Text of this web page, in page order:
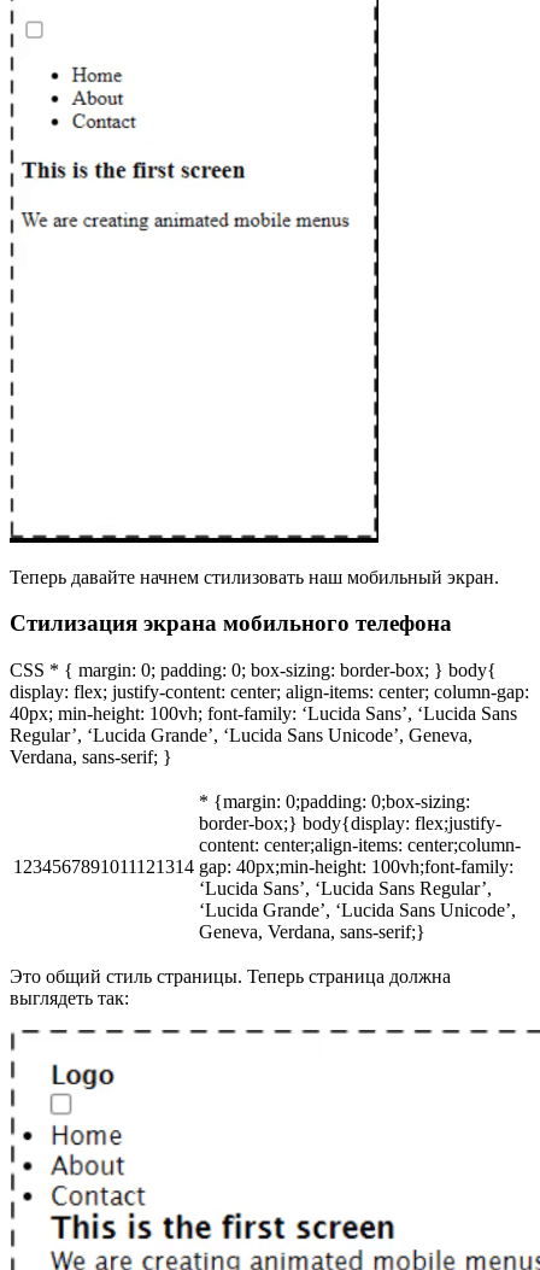
Теперь давайте начнем стилизовать наш мобильный экран.
Стилизация экрана мобильного телефона
CSS * { margin: 0; padding: 0; box-sizing: border-box; } body{
display: flex; justify-content: center; align-items: center; column-gap:
40px; min-height: 100vh; font-family: ‘Lucida Sans’, ‘Lucida Sans
Regular’, ‘Lucida Grande’, ‘Lucida Sans Unicode’, Geneva,
Verdana, sans-serif; }
1234567891011121314
* {margin: 0;padding: 0;box-sizing:
border-box;} body{display: flex;justify-
content: center;align-items: center;column-
gap: 40px;min-height: 100vh;font-family:
‘Lucida Sans’, ‘Lucida Sans Regular’,
‘Lucida Grande’, ‘Lucida Sans Unicode’,
Geneva, Verdana, sans-serif;}
Это общий стиль страницы. Теперь страница должна
выглядеть так: